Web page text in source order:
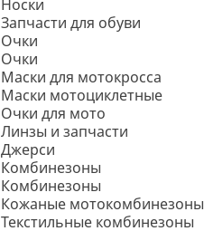
Носки
Запчасти для обуви
Очки
Очки
Маски для мотокросса
Маски мотоциклетные
Очки для мото
Линзы и запчасти
Джерси
Комбинезоны
Комбинезоны
Кожаные мотокомбинезоны
Текстильные комбинезоны